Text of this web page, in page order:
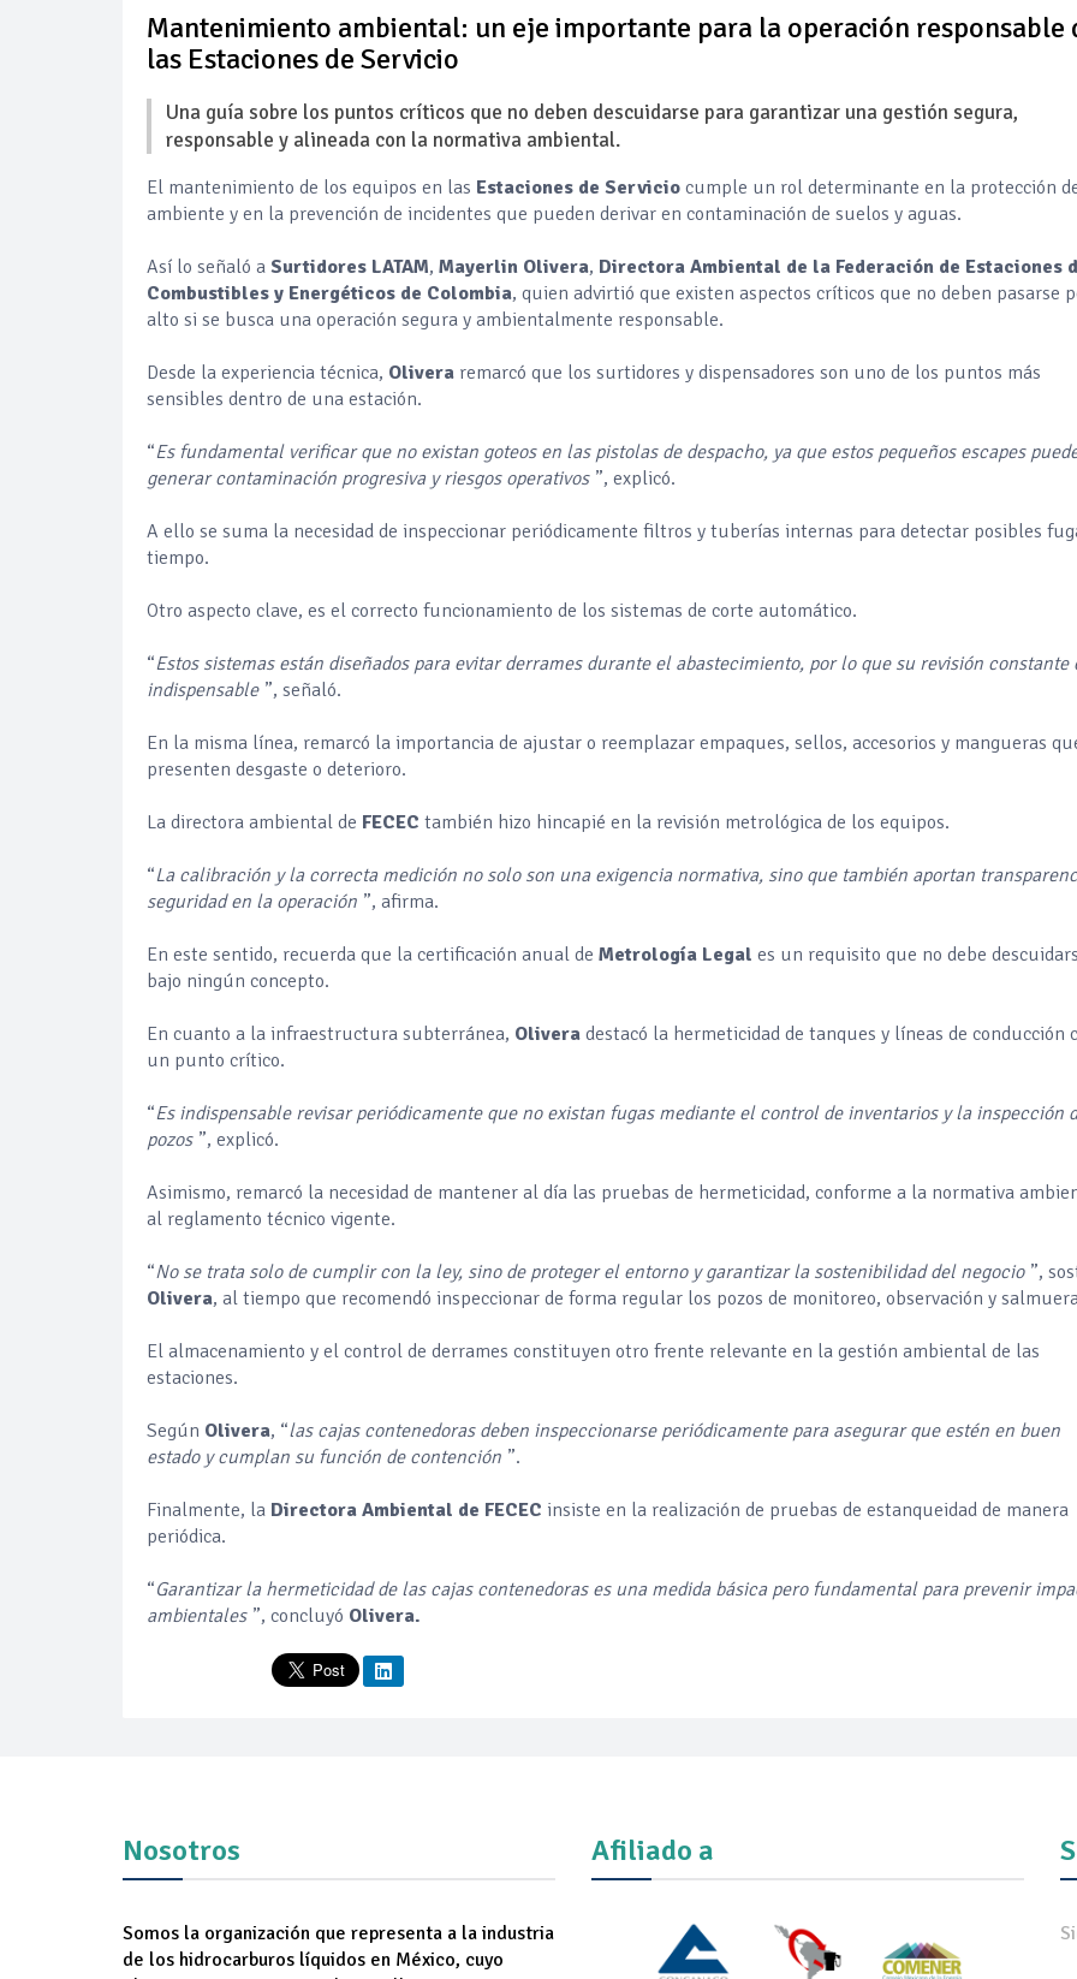
Mantenimiento ambiental: un eje importante para la operación responsable
las Estaciones de Servicio
Una guía sobre los puntos críticos que no deben descuidarse para garantizar una gestión segura,
responsable y alineada con la normativa ambiental.
El mantenimiento de los equipos en las Estaciones de Servicio cumple un rol determinante en la protección
ambiente y en la prevención de incidentes que pueden derivar en contaminación de suelos y aguas.
Así lo señaló a Surtidores LATAM, Mayerlin Olivera, Directora Ambiental de la Federación de Estaciones
Combustibles y Energéticos de Colombia, quien advirtió que existen aspectos críticos que no deben pasarse
alto si se busca una operación segura y ambientalmente responsable.
Desde la experiencia técnica, Olivera remarcó que los surtidores y dispensadores son uno de los puntos más
sensibles dentro de una estación.
“Es fundamental verificar que no existan goteos en las pistolas de despacho, ya que estos pequeños escapes
generar contaminación progresiva y riesgos operativos ”, explicó.
A ello se suma la necesidad de inspeccionar periódicamente filtros y tuberías internas para detectar posibles
tiempo.
Otro aspecto clave, es el correcto funcionamiento de los sistemas de corte automático.
“Estos sistemas están diseñados para evitar derrames durante el abastecimiento, por lo que su revisión constante
indispensable ”, señaló.
En la misma línea, remarcó la importancia de ajustar o reemplazar empaques, sellos, accesorios y mangueras
presenten desgaste o deterioro.
La directora ambiental de FECEC también hizo hincapié en la revisión metrológica de los equipos.
“La calibración y la correcta medición no solo son una exigencia normativa, sino que también aportan
seguridad en la operación ”, afirma.
En este sentido, recuerda que la certificación anual de Metrología Legal es un requisito que no debe
bajo ningún concepto.
En cuanto a la infraestructura subterránea, Olivera destacó la hermeticidad de tanques y líneas de conducción
un punto crítico.
“Es indispensable revisar periódicamente que no existan fugas mediante el control de inventarios y la inspección
pozos ”, explicó.
Asimismo, remarcó la necesidad de mantener al día las pruebas de hermeticidad, conforme a la normativa
al reglamento técnico vigente.
“No se trata solo de cumplir con la ley, sino de proteger el entorno y garantizar la sostenibilidad del negocio ”,
Olivera, al tiempo que recomendó inspeccionar de forma regular los pozos de monitoreo, observación y
El almacenamiento y el control de derrames constituyen otro frente relevante en la gestión ambiental de las
estaciones.
Según Olivera, “las cajas contenedoras deben inspeccionarse periódicamente para asegurar que estén en buen
estado y cumplan su función de contención ”.
Finalmente, la Directora Ambiental de FECEC insiste en la realización de pruebas de estanqueidad de manera
periódica.
“Garantizar la hermeticidad de las cajas contenedoras es una medida básica pero fundamental para prevenir
ambientales ”, concluyó Olivera.
Nosotros
Somos la organización que representa a la industria
de los hidrocarburos líquidos en México, cuyo
Afiliado a